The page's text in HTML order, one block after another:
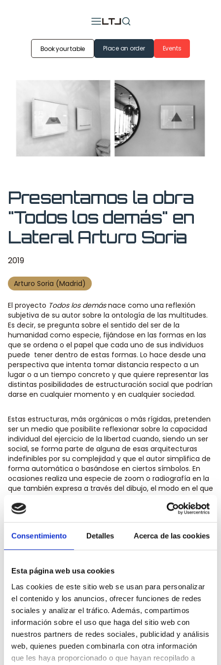
Consentimiento Detalles Acerca de las cookies
Esta página web usa cookies
Las cookies de este sitio web se usan para personalizar
el contenido y los anuncios, ofrecer funciones de redes
sociales y analizar el tráfico. Además, compartimos
información sobre el uso que haga del sitio web con
nuestros partners de redes sociales, publicidad y análisis
web, quienes pueden combinarla con otra información
que les haya proporcionado o que hayan recopilado a
Book your table Place an order Events
Presentamos la obra
"Todos los demás" en
Lateral Arturo Soria
2019
Arturo Soria (Madrid)
El proyecto Todos los demásnace como una reflexión
subjetiva de su autor sobre la ontología de las multitudes.
Es decir, se pregunta sobre el sentido del ser de la
humanidad como especie, fijándose en las formas en las
que se ordena o el papel que cada uno de sus individuos
puede tener dentro de estas formas. Lo hace desde una
perspectiva que intenta tomar distancia respecto a un
lugar o a un tiempo concreto y que quiere representar las
distintas posibilidades de estructuración social que podrían
darse en cualquier momento y en cualquier sociedad.
Estas estructuras, más orgánicas o más rígidas, pretenden
ser un medio que posibilite reflexionar sobre la capacidad
individual del ejercicio de la libertad cuando, siendo un ser
social, se forma parte de alguna de esas arquitecturas
indefinibles por su complejidad y que el autor simplifica de
forma automática o basándose en ciertos símbolos. En
ocasiones realiza una especie de zoom o radiografía en la
que también expresa a través del dibujo, el modo en el que
través de puntos interconectados.
Los dibujos de este proyecto son por tanto, intentos
toma por título el número estimado de habitantes vivos
ejecución (7.726.015.067 mientras se escribe este
texto).
Todos los demáses un proyecto esencialmente de
dibujo, pero también de instalación, escultura o vídeo y
que se continúa desarrollando dentro los medios de
Realidad Extendida que actualmente ocupan a su autor.
Como han hecho otros artistas a lo largo de la historia,
José Delgado Periñánse pregunta por elser con sin dar
ninguna respuesta a una problemática que merece ser
pensada por todos.